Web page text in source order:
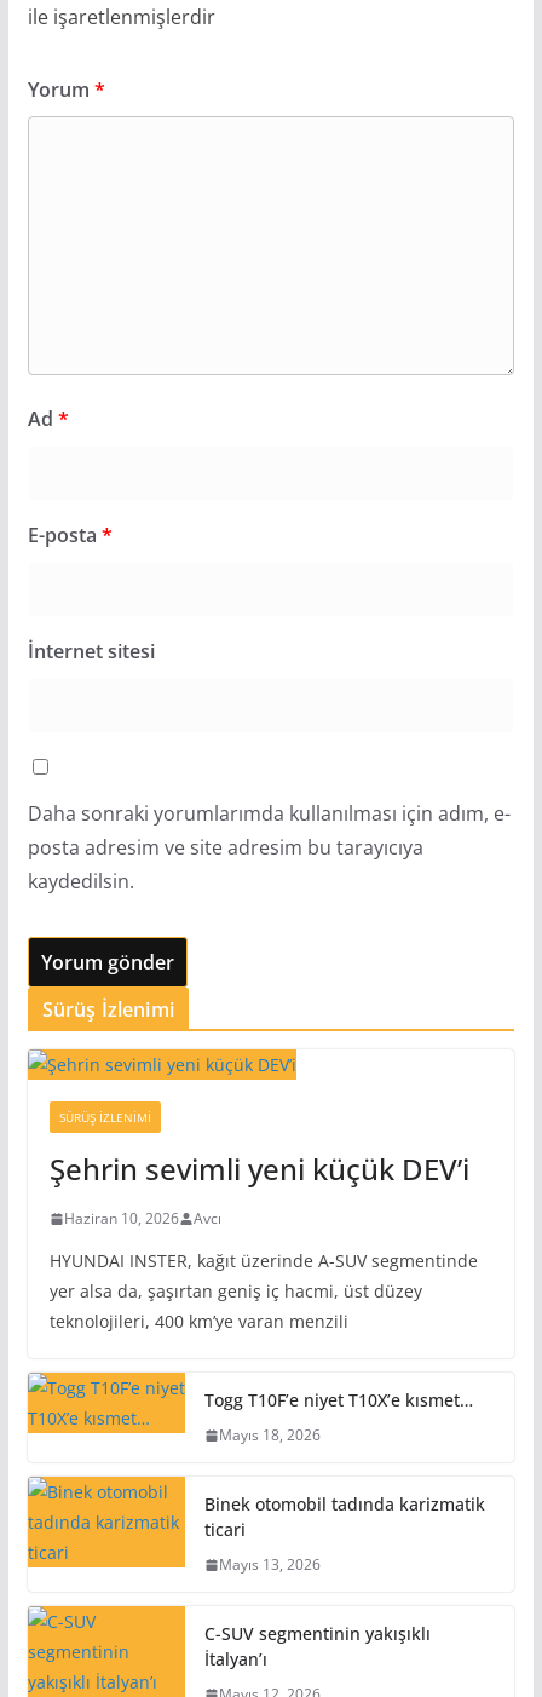
ile işaretlenmişlerdir
Yorum *
Ad *
E-posta *
İnternet sitesi
Daha sonraki yorumlarımda kullanılması için adım, e-
posta adresim ve site adresim bu tarayıcıya
kaydedilsin.
Sürüş İzlenimi
SÜRÜŞ İZLENIMI
Şehrin sevimli yeni küçük DEV’i
Haziran 10, 2026 Avcı
HYUNDAI INSTER, kağıt üzerinde A-SUV segmentinde
yer alsa da, şaşırtan geniş iç hacmi, üst düzey
teknolojileri, 400 km’ye varan menzili
Togg T10F’e niyet T10X’e kısmet…
Mayıs 18, 2026
Binek otomobil tadında karizmatik
ticari
Mayıs 13, 2026
C-SUV segmentinin yakışıklı
İtalyan’ı